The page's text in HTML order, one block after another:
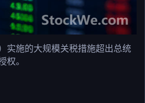
实施的大规模关税措施超出总统
权。